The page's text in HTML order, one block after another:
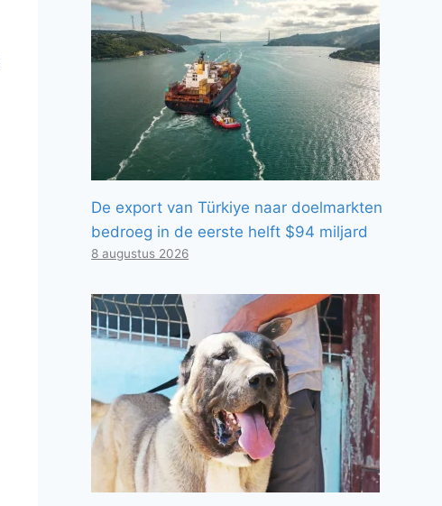
De export van Türkiye naar doelmarkten
bedroeg in de eerste helft $94 miljard
8 augustus 2026